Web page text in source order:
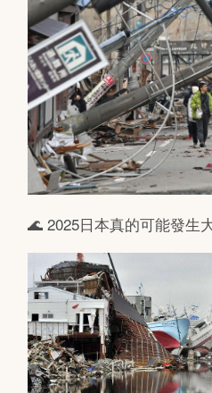
🌊 2025日本真的可能發生